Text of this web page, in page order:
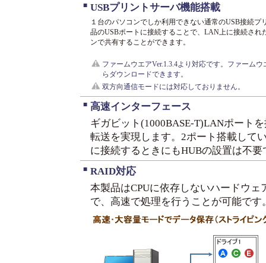
■ USBプリントサーバ機能搭載
１台のパソコンでしか利用できない通常のUSB接続プ
品のUSBポートに接続することで、LAN上に接続され
ンで共有することができます。
ファームウエアVer.1.3.4より対応です。ファームウ
らダウンロードできます。
双方向通信モードには対応しておりません。
■ 高速インターフェース
ギガビット(1000BASE-T)LANポート
転送を実現します。2ポート搭載して
に接続するときにもHUBの設置は不要
■ RAID対応
本製品はCPUに依存しないハードウ
で、高速で処理を行うことが可能です